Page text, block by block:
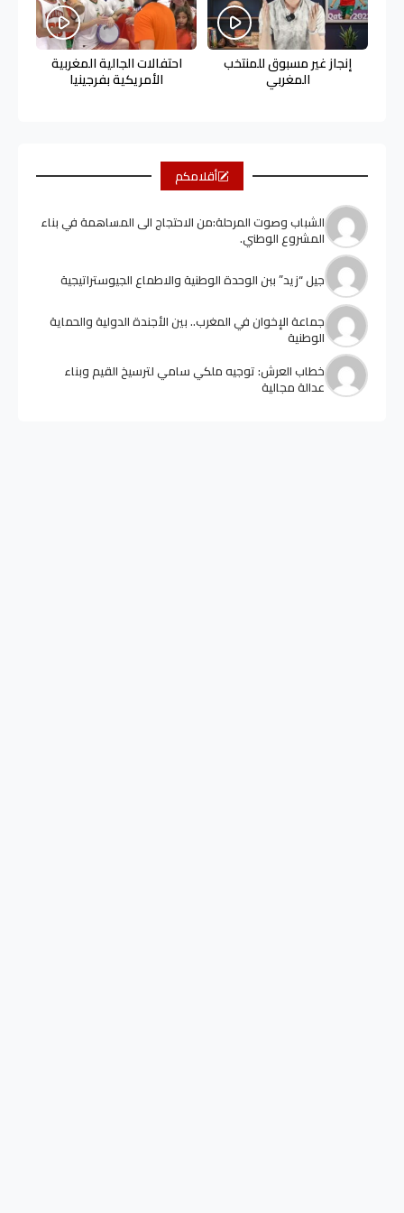
إنجاز غير مسبوق للمنتخب
المغربي
احتفالات الجالية المغربية
الأمريكية بفرجينيا
أقلامكم
الشباب وصوت المرحلة:من الاحتجاج الى المساهمة في بناء
المشروع الوطني.
جيل “زيد” ببن الوحدة الوطنية والاطماع الجيوستراتيجية
جماعة الإخوان في المغرب.. بين الأجندة الدولية والحماية
الوطنية
خطاب العرش: توجيه ملكي سامي لترسيخ القيم وبناء
عدالة مجالية